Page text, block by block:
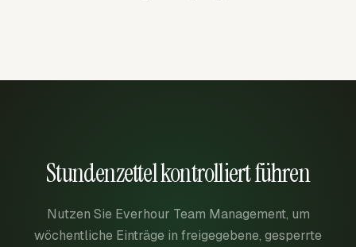
Stundenzettel kontrolliert führen
Nutzen Sie Everhour Team Management, um
wöchentliche Einträge in freigegebene, gesperrte